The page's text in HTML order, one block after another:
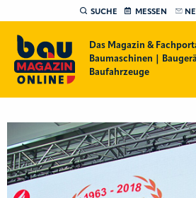
SUCHE MESSEN
Das Magazin &
Baumaschinen |
Baufahrzeuge